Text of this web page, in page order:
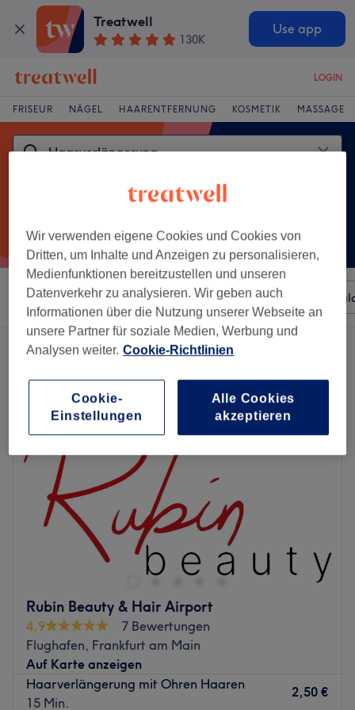
Treatwell
130K
Use app
LOGIN
FRISEUR NÄGEL HAARENTFERNUNG KOSMETIK MASSAGE
Sortieren nach Beliebiger Preis Besonderheiten
Ein Salon, der anbietet:
haarverlängerung in The Squaire, Frankfurt am Main
Rubin Beauty & Hair Airport
4,9
7 Bewertungen
Flughafen, Frankfurt am Main
Auf Karte anzeigen
Haarverlängerung mit Ohren Haaren
15 Min.
2,50 €
Wir verwenden eigene Cookies und Cookies von
Dritten, um Inhalte und Anzeigen zu personalisieren,
Medienfunktionen bereitzustellen und unseren
Datenverkehr zu analysieren. Wir geben auch
Informationen über die Nutzung unserer Webseite an
unsere Partner für soziale Medien, Werbung und
Analysen weiter. Cookie-Richtlinien
Cookie-
Einstellungen
Alle Cookies
akzeptieren